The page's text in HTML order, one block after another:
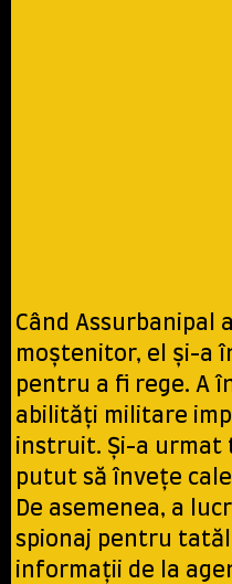
Când Assurbanipal
moștenitor, el și-a
pentru a fi rege. A
abilități militare
instruit. Și-a urmat
putut să învețe
De asemenea, a
spionaj pentru tatăl
informații de la